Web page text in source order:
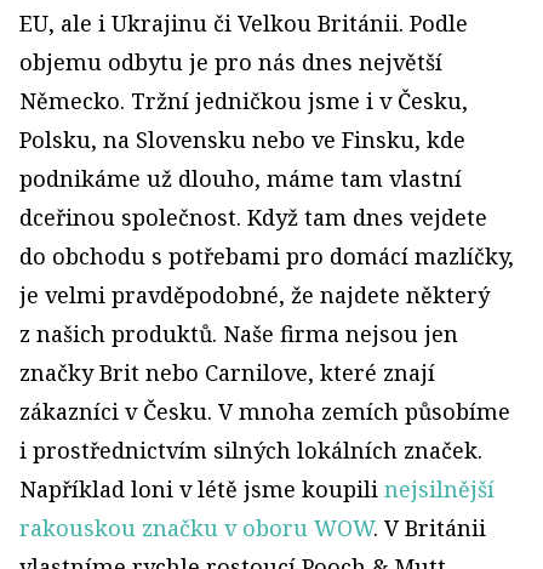
EU, ale i Ukrajinu či Velkou Británii. Podle
objemu odbytu je pro nás dnes největší
Německo. Tržní jedničkou jsme i v Česku,
Polsku, na Slovensku nebo ve Finsku, kde
podnikáme už dlouho, máme tam vlastní
dceřinou společnost. Když tam dnes vejdete
do obchodu s potřebami pro domácí mazlíčky,
je velmi pravděpodobné, že najdete některý
z našich produktů. Naše firma nejsou jen
značky Brit nebo Carnilove, které znají
zákazníci v Česku. V mnoha zemích působíme
i prostřednictvím silných lokálních značek.
Například loni v létě jsme koupili nejsilnější
rakouskou značku v oboru WOW. V Británii